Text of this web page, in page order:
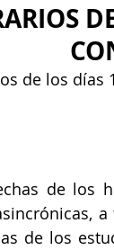
de los días
de los
de los